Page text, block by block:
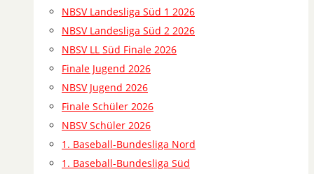
NBSV Landesliga Süd 1 2026
NBSV Landesliga Süd 2 2026
NBSV LL Süd Finale 2026
Finale Jugend 2026
NBSV Jugend 2026
Finale Schüler 2026
NBSV Schüler 2026
1. Baseball-Bundesliga Nord
1. Baseball-Bundesliga Süd